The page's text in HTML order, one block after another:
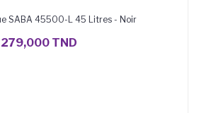
SABA 45500-L 45 Litres - Noir
279,000 TND